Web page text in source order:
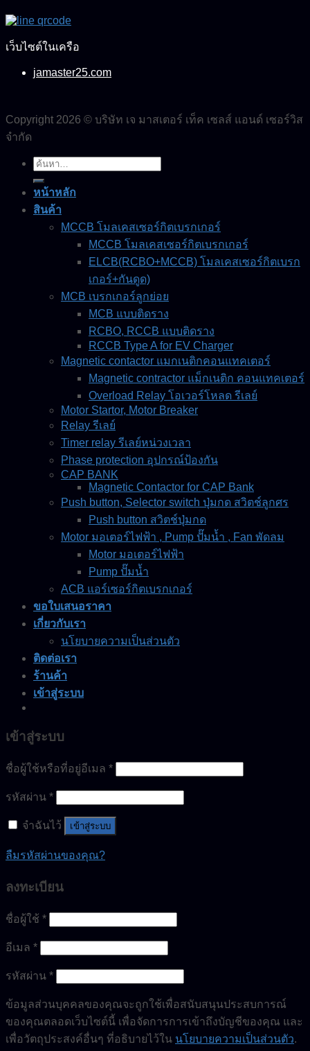
เว็บไซต์ในเครือ
jamaster25.com
Copyright 2026 © บริษัท เจ มาสเตอร์ เท็ค เซลส์ แอนด์ เซอร์วิส
จำกัด
ค้นหา:
หน้าหลัก
สินค้า
MCCB โมลเคสเซอร์กิตเบรกเกอร์
MCCB โมลเคสเซอร์กิตเบรกเกอร์
ELCB(RCBO+MCCB) โมลเคสเซอร์กิตเบรก
เกอร์+กันดูด)
MCB เบรกเกอร์ลูกย่อย
MCB แบบติดราง
RCBO, RCCB แบบติดราง
RCCB Type A for EV Charger
Magnetic contactor แมกเนติกคอนแทคเตอร์
Magnetic contractor แม็กเนติก คอนแทคเตอร์
Overload Relay โอเวอร์โหลด รีเลย์
Motor Startor, Motor Breaker
Relay รีเลย์
Timer relay รีเลย์หน่วงเวลา
Phase protection อุปกรณ์ป้องกัน
CAP BANK
Magnetic Contactor for CAP Bank
Push button, Selector switch ปุ่มกด สวิตช์ลูกศร
Push button สวิตช์ปุ่มกด
Motor มอเตอร์ไฟฟ้า , Pump ปั๊มน้ำ , Fan พัดลม
Motor มอเตอร์ไฟฟ้า
Pump ปั๊มน้ำ
ACB แอร์เซอร์กิตเบรกเกอร์
ขอใบเสนอราคา
เกี่ยวกับเรา
นโยบายความเป็นส่วนตัว
ติดต่อเรา
ร้านค้า
เข้าสู่ระบบ
เข้าสู่ระบบ
ชื่อผู้ใช้หรือที่อยู่อีเมล *
รหัสผ่าน *
จำฉันไว้ เข้าสู่ระบบ
ลืมรหัสผ่านของคุณ?
ลงทะเบียน
ชื่อผู้ใช้ *
อีเมล *
รหัสผ่าน *
ข้อมูลส่วนบุคคลของคุณจะถูกใช้เพื่อสนับสนุนประสบการณ์
ของคุณตลอดเว็บไซต์นี้ เพื่อจัดการการเข้าถึงบัญชีของคุณ และ
เพื่อวัตถุประสงค์อื่นๆ ที่อธิบายไว้ใน นโยบายความเป็นส่วนตัว.